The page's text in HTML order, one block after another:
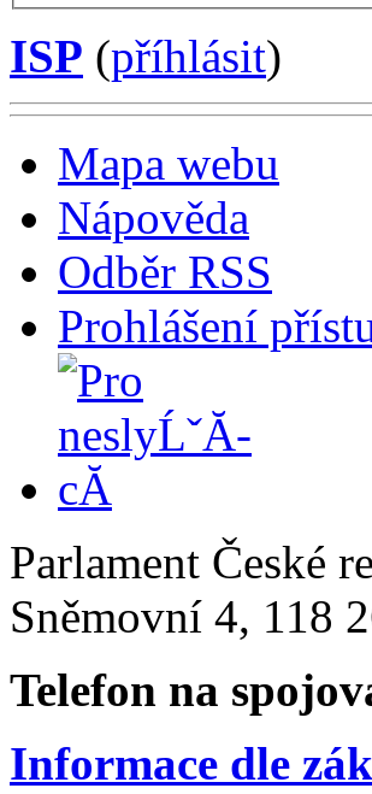
ISP (příhlásit)
Mapa webu
Nápověda
Odběr RSS
Prohlášení
Parlament České
Sněmovní 4, 118
Telefon na
Informace dle